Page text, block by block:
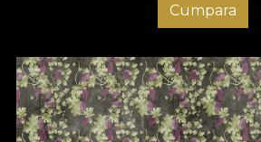
Cumpara